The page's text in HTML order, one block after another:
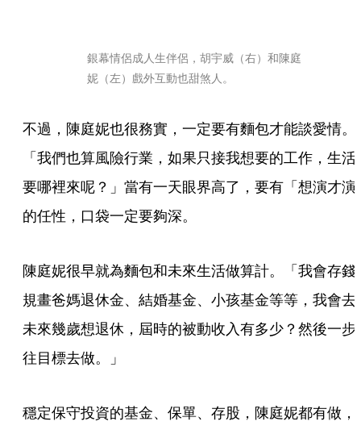
銀幕情侶成人生伴侶，胡宇威（右）和陳庭
妮（左）戲外互動也甜煞人。
不過，陳庭妮也很務實，一定要有麵包才能談愛情。
「我們也算風險行業，如果只接我想要的工作，生活
要哪裡來呢？」當有一天眼界高了，要有「想演才演
的任性，口袋一定要夠深。
陳庭妮很早就為麵包和未來生活做算計。「我會存錢
規畫爸媽退休金、結婚基金、小孩基金等等，我會去
未來幾歲想退休，屆時的被動收入有多少？然後一步
往目標去做。」
穩定保守投資的基金、保單、存股，陳庭妮都有做，